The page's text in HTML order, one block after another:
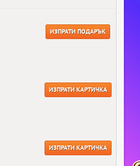
ИЗПРАТИ ПОДАРЪК
ИЗПРАТИ КАРТИЧКА
ИЗПРАТИ КАРТИЧКА